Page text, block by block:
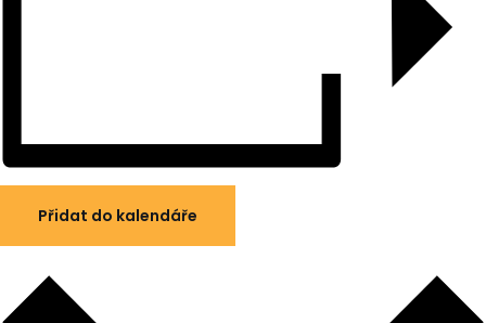
Přidat do kalendáře